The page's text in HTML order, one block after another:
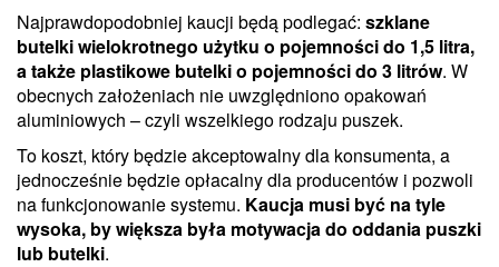
Najprawdopodobniej kaucji będą podlegać: szklane
butelki wielokrotnego użytku o pojemności do 1,5 litra,
a także plastikowe butelki o pojemności do 3 litrów. W
obecnych założeniach nie uwzględniono opakowań
aluminiowych – czyli wszelkiego rodzaju puszek.
To koszt, który będzie akceptowalny dla konsumenta, a
jednocześnie będzie opłacalny dla producentów i pozwoli
na funkcjonowanie systemu. Kaucja musi być na tyle
wysoka, by większa była motywacja do oddania puszki
lub butelki.